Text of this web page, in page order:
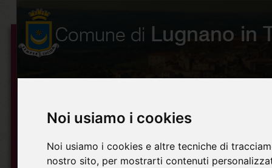
Noi usiamo i cookies
Noi usiamo i cookies e altre tecniche di
nostro sito, per mostrarti contenuti